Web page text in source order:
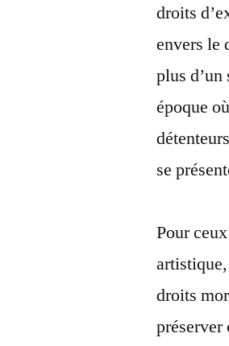
droits
envers le
plus
époque
se
Pour
droits